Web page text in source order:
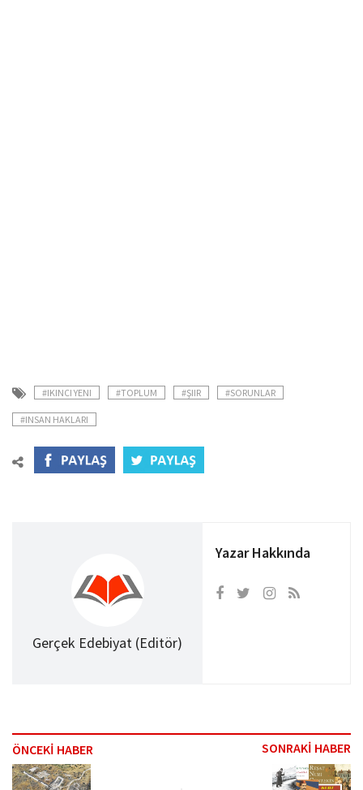
#IKINCI YENI #TOPLUM #ŞIIR #SORUNLAR
#INSAN HAKLARI
Gerçek Edebiyat (Editör)
Yazar Hakkında
ÖNCEKİ HABER SONRAKİ HABER